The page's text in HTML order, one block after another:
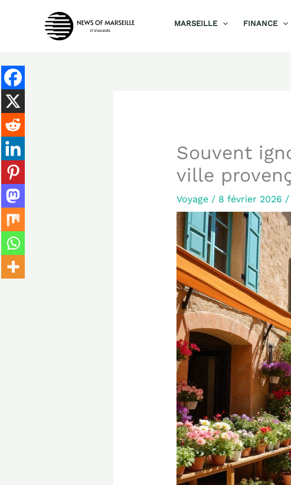
MARSEILLE FINANCE
Souvent
ville
Voyage/ 8 février 2026 /